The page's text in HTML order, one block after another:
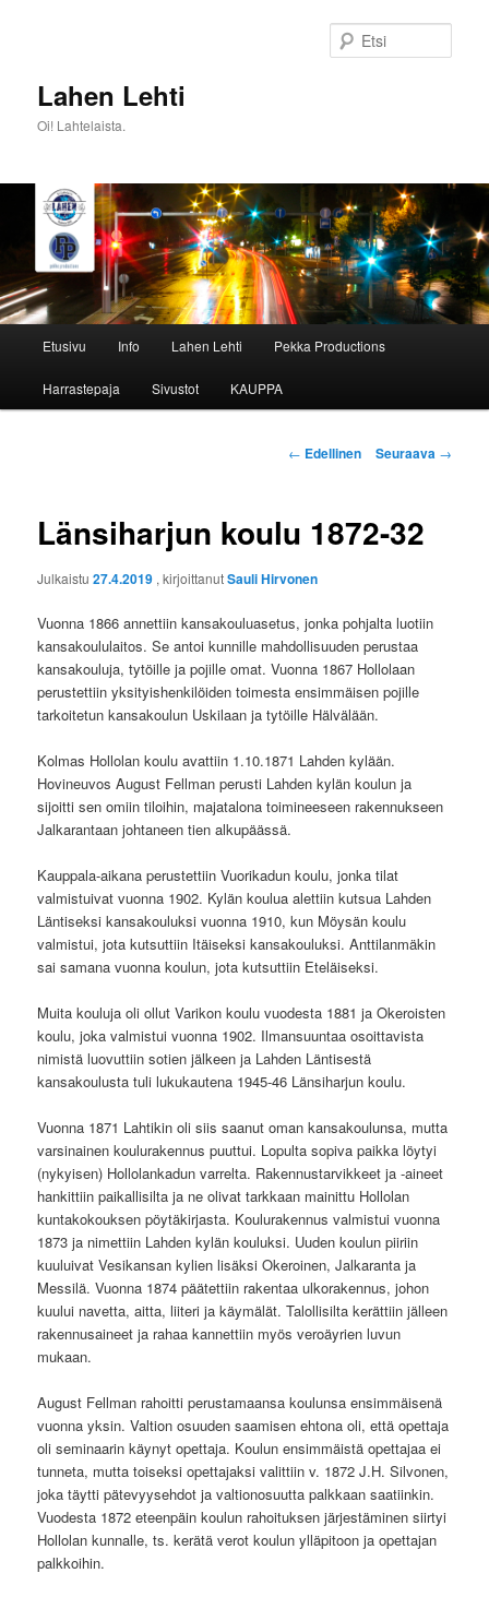
Lahen Lehti
Oi! Lahtelaista.
Etusivu Info Lahen Lehti Pekka Productions
Harrastepaja Sivustot KAUPPA
Artikkelien
← Edellinen Seuraava →
Länsiharjun koulu 1872-32
Julkaistu27.4.2019 , kirjoittanutSauli Hirvonen
Vuonna 1866 annettiin kansakouluasetus, jonka pohjalta luotiin
kansakoululaitos. Se antoi kunnille mahdollisuuden perustaa
kansakouluja, tytöille ja pojille omat. Vuonna 1867 Hollolaan
perustettiin yksityishenkilöiden toimesta ensimmäisen pojille
tarkoitetun kansakoulun Uskilaan ja tytöille Hälvälään.
Kolmas Hollolan koulu avattiin 1.10.1871 Lahden kylään.
Hovineuvos August Fellman perusti Lahden kylän koulun ja
sijoitti sen omiin tiloihin, majatalona toimineeseen rakennukseen
Jalkarantaan johtaneen tien alkupäässä.
Kauppala-aikana perustettiin Vuorikadun koulu, jonka tilat
valmistuivat vuonna 1902. Kylän koulua alettiin kutsua Lahden
Läntiseksi kansakouluksi vuonna 1910, kun Möysän koulu
valmistui, jota kutsuttiin Itäiseksi kansakouluksi. Anttilanmäkin
sai samana vuonna koulun, jota kutsuttiin Eteläiseksi.
Muita kouluja oli ollut Varikon koulu vuodesta 1881 ja Okeroisten
koulu, joka valmistui vuonna 1902. Ilmansuuntaa osoittavista
nimistä luovuttiin sotien jälkeen ja Lahden Läntisestä
kansakoulusta tuli lukukautena 1945-46 Länsiharjun koulu.
Vuonna 1871 Lahtikin oli siis saanut oman kansakoulunsa, mutta
varsinainen koulurakennus puuttui. Lopulta sopiva paikka löytyi
(nykyisen) Hollolankadun varrelta. Rakennustarvikkeet ja -aineet
hankittiin paikallisilta ja ne olivat tarkkaan mainittu Hollolan
kuntakokouksen pöytäkirjasta. Koulurakennus valmistui vuonna
1873 ja nimettiin Lahden kylän kouluksi. Uuden koulun piiriin
kuuluivat Vesikansan kylien lisäksi Okeroinen, Jalkaranta ja
Messilä. Vuonna 1874 päätettiin rakentaa ulkorakennus, johon
kuului navetta, aitta, liiteri ja käymälät. Talollisilta kerättiin jälleen
rakennusaineet ja rahaa kannettiin myös veroäyrien luvun
mukaan.
August Fellman rahoitti perustamaansa koulunsa ensimmäisenä
vuonna yksin. Valtion osuuden saamisen ehtona oli, että opettaja
oli seminaarin käynyt opettaja. Koulun ensimmäistä opettajaa ei
tunneta, mutta toiseksi opettajaksi valittiin v. 1872 J.H. Silvonen,
joka täyttipätevyysehdot ja valtionosuutta palkkaan saatiinkin.
Vuodesta 1872 eteenpäin koulun rahoituksen järjestäminen siirtyi
Hollolan kunnalle, ts. kerätä verot koulun ylläpitoon ja opettajan
palkkoihin.